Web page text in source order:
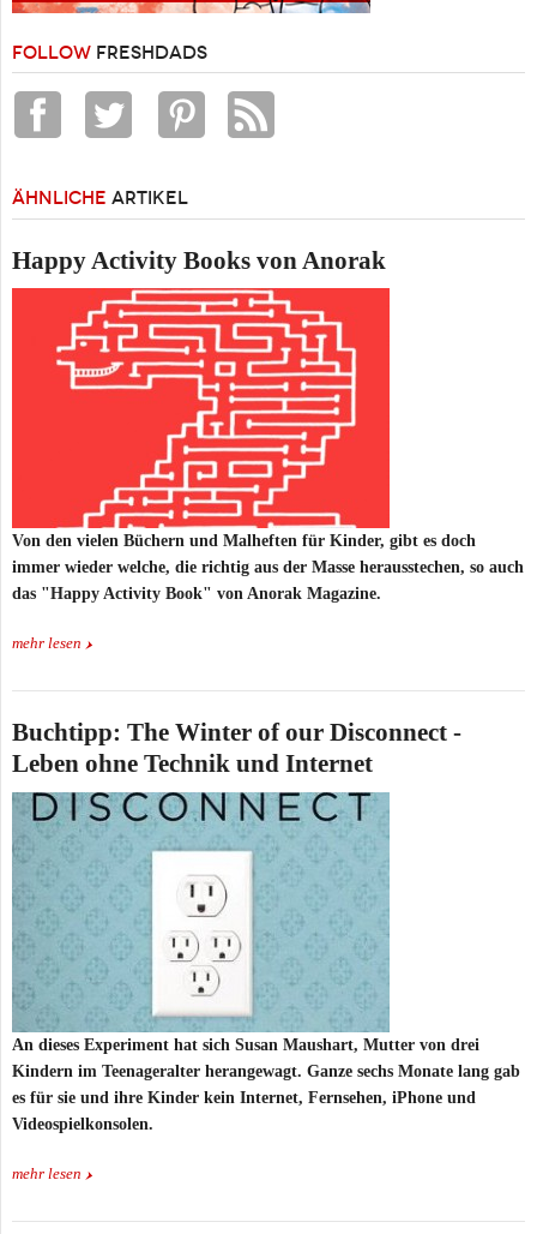
FOLLOW FRESHDADS
ÄHNLICHE ARTIKEL
Happy Activity Books von Anorak
Von den vielen Büchern und Malheften für Kinder, gibt es doch
immer wieder welche, die richtig aus der Masse herausstechen, so auch
das "Happy Activity Book" von Anorak Magazine.
mehr lesen
Buchtipp: The Winter of our Disconnect -
Leben ohne Technik und Internet
An dieses Experiment hat sich Susan Maushart, Mutter von drei
Kindern im Teenageralter herangewagt. Ganze sechs Monate lang gab
es für sie und ihre Kinder kein Internet, Fernsehen, iPhone und
Videospielkonsolen.
mehr lesen